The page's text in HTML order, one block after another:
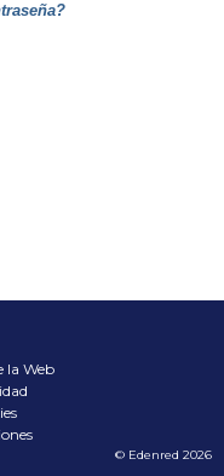
la Web
© Edenred 2026